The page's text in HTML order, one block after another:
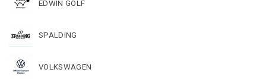
EDWIN GOLF
SPALDING
VOLKSWAGEN